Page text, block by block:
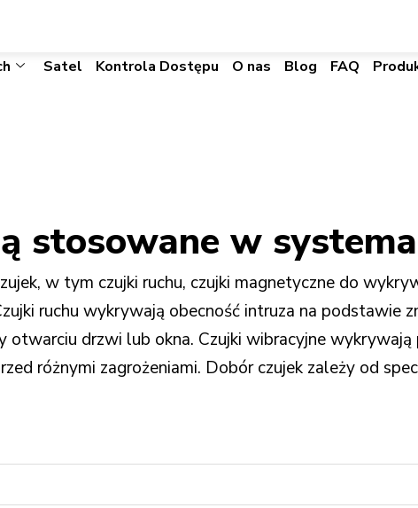
Satel Kontrola Dostępu O nas Blog FAQ
stosowane w
w tym czujki ruchu, czujki magnetyczne do
ruchu wykrywają obecność intruza na podstawie
otwarciu drzwi lub okna. Czujki wibracyjne
różnymi zagrożeniami. Dobór czujek zależy od